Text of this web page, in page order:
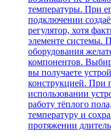
температуры. При
подключении
регулятор, хотя
элементе системы.
оборудования
компонентов.
вы получаете
конструкцией. При
использовании
работу тёплого
температуру и
протяжении